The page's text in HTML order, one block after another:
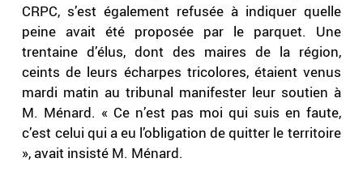
CRPC, s’est également refusée à indiquer quelle
peine avait été proposée par le parquet. Une
trentaine d’élus, dont des maires de la région,
ceints de leurs écharpes tricolores, étaient venus
mardi matin au tribunal manifester leur soutien à
M. Ménard. « Ce n’est pas moi qui suis en faute,
c’est celui qui a eu l’obligation de quitter le territoire
», avait insisté M. Ménard.